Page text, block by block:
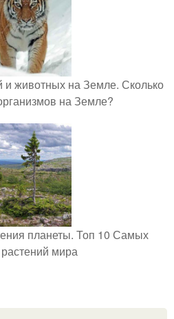
и животных на Земле. Сколько
на Земле?
планеты. Топ 10 Самых
мира